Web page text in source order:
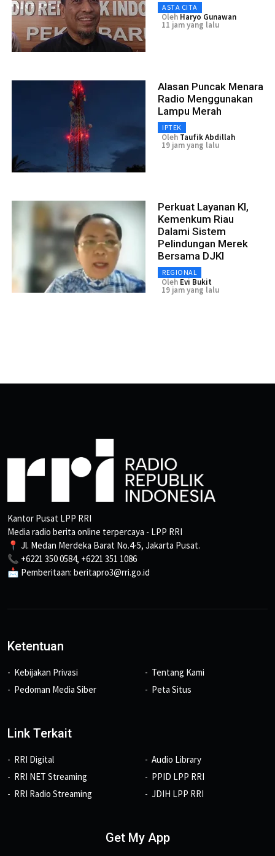
ASTA CITA
Oleh Haryo Gunawan
11 jam yang lalu
Alasan Puncak Menara
Radio Menggunakan
Lampu Merah
IPTEK
Oleh Taufik Abdillah
19 jam yang lalu
Perkuat Layanan KI,
Kemenkum Riau
Dalami Sistem
Pelindungan Merek
Bersama DJKI
REGIONAL
Oleh Evi Bukit
19 jam yang lalu
Kantor Pusat LPP RRI
Media radio berita online terpercaya - LPP RRI
📍 Jl. Medan Merdeka Barat No.4-5, Jakarta Pusat.
📞 +6221 350 0584, +6221 351 1086
📩 Pemberitaan: beritapro3@rri.go.id
Ketentuan
Kebijakan Privasi
Pedoman Media Siber
Tentang Kami
Peta Situs
Link Terkait
RRI Digital
RRI NET Streaming
RRI Radio Streaming
Audio Library
PPID LPP RRI
JDIH LPP RRI
Get My App